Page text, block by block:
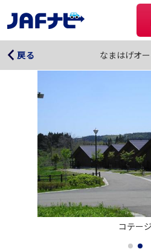
マイページ
戻る なまはげオ
なまはげオートキャンプ場
コテージ